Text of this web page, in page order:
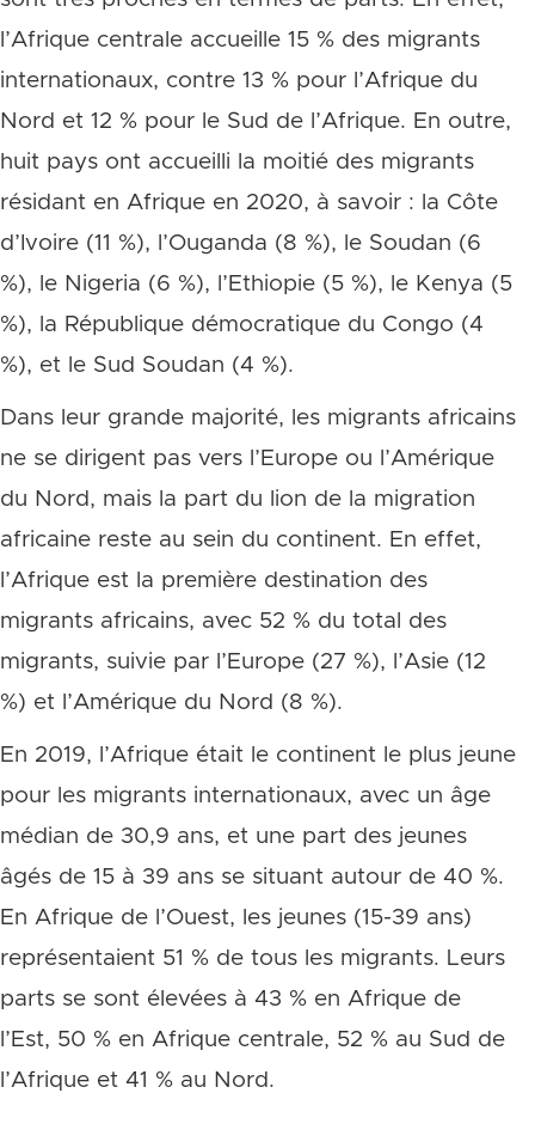
l’Afrique centrale accueille 15 % des migrants
internationaux, contre 13 % pour l’Afrique du
Nord et 12 % pour le Sud de l’Afrique. En outre,
huit pays ont accueilli la moitié des migrants
résidant en Afrique en 2020, à savoir : la Côte
d’Ivoire (11 %), l’Ouganda (8 %), le Soudan (6
%), le Nigeria (6 %), l’Ethiopie (5 %), le Kenya (5
%), la République démocratique du Congo (4
%), et le Sud Soudan (4 %).
Dans leur grande majorité, les migrants africains
ne se dirigent pas vers l’Europe ou l’Amérique
du Nord, mais la part du lion de la migration
africaine reste au sein du continent. En effet,
l’Afrique est la première destination des
migrants africains, avec 52 % du total des
migrants, suivie par l’Europe (27 %), l’Asie (12
%) et l’Amérique du Nord (8 %).
En 2019, l’Afrique était le continent le plus jeune
pour les migrants internationaux, avec un âge
médian de 30,9 ans, et une part des jeunes
âgés de 15 à 39 ans se situant autour de 40 %.
En Afrique de l’Ouest, les jeunes (15-39 ans)
représentaient 51 % de tous les migrants. Leurs
parts se sont élevées à 43 % en Afrique de
l’Est, 50 % en Afrique centrale, 52 % au Sud de
l’Afrique et 41 % au Nord.